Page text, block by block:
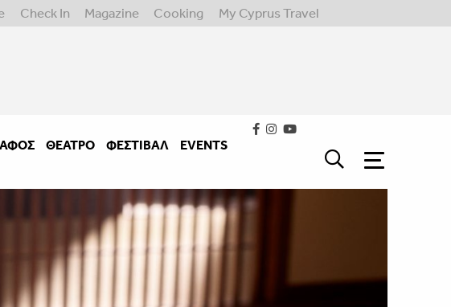
Check In Magazine Cooking My Cyprus Travel
ΘΈΑΤΡΟ ΦΕΣΤΙΒΑΛ
EVENTS